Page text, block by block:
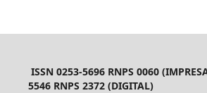
ISSN 0253-5696 RNPS 0060
5546 RNPS 2372 (DIGITAL)